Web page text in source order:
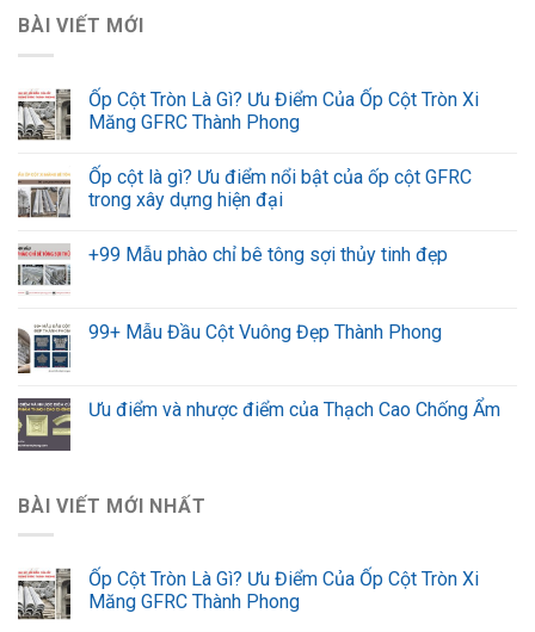
BÀI VIẾT MỚI
Ốp Cột Tròn Là Gì? Ưu Điểm Của Ốp Cột Tròn Xi
Măng GFRC Thành Phong
Ốp cột là gì? Ưu điểm nổi bật của ốp cột GFRC
trong xây dựng hiện đại
+99 Mẫu phào chỉ bê tông sợi thủy tinh đẹp
99+ Mẫu Đầu Cột Vuông Đẹp Thành Phong
Ưu điểm và nhược điểm của Thạch Cao Chống Ẩm
BÀI VIẾT MỚI NHẤT
Ốp Cột Tròn Là Gì? Ưu Điểm Của Ốp Cột Tròn Xi
Măng GFRC Thành Phong